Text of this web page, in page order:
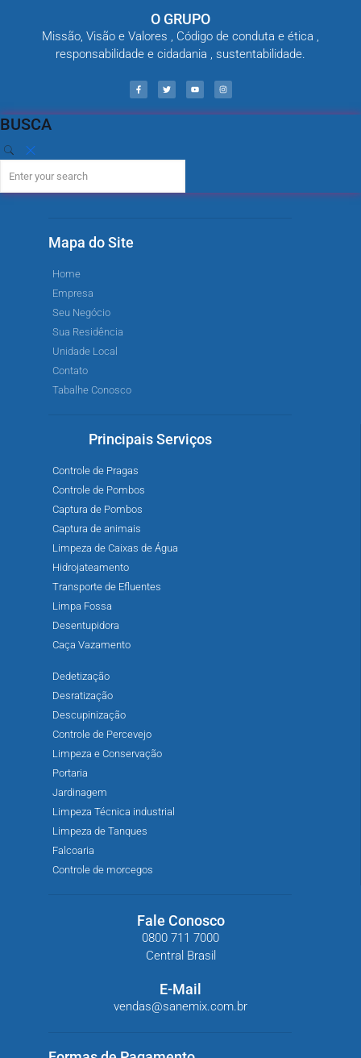
O GRUPO
Missão, Visão e Valores , Código de conduta e ética ,
responsabilidade e cidadania , sustentabilidade.
BUSCA
Mapa do Site
Home
Empresa
Seu Negócio
Sua Residência
Unidade Local
Contato
Tabalhe Conosco
Principais Serviços
Controle de Pragas
Controle de Pombos
Captura de Pombos
Captura de animais
Limpeza de Caixas de Água
Hidrojateamento
Transporte de Efluentes
Limpa Fossa
Desentupidora
Caça Vazamento
Dedetização
Desratização
Descupinização
Controle de Percevejo
Limpeza e Conservação
Portaria
Jardinagem
Limpeza Técnica industrial
Limpeza de Tanques
Falcoaria
Controle de morcegos
Fale Conosco
0800 711 7000
Central Brasil
E-Mail
vendas@sanemix.com.br